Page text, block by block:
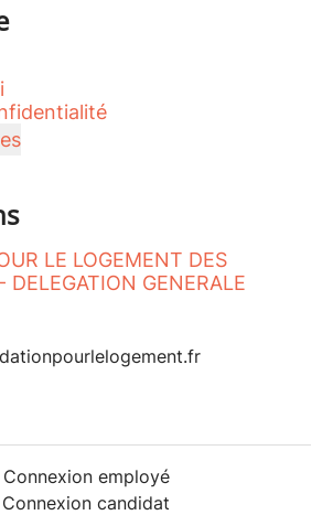
LE LOGEMENT DES
DELEGATION GENERALE
Connexion employé
Connexion candidat